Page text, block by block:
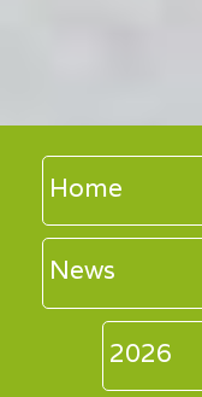
Home
News
2026